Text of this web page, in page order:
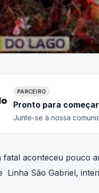
PARCEIRO
Pronto para
Junte-se à nossa
fatal aconteceu pouco
Linha São Gabriel,